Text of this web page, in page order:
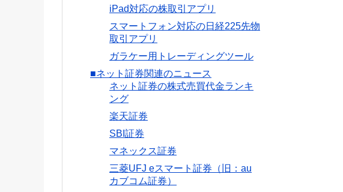
iPad対応の株取引アプリ
スマートフォン対応の日経225先物
取引アプリ
ガラケー用トレーディングツール
■ネット証券関連のニュース
ネット証券の株式売買代金ランキ
ング
楽天証券
SBI証券
マネックス証券
三菱UFJ eスマート証券（旧：au
カブコム証券）